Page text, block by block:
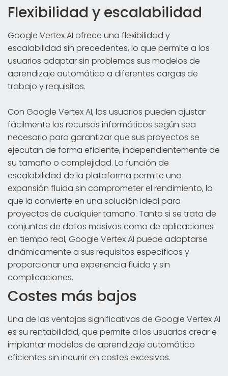
Flexibilidad y escalabilidad
Google Vertex AI ofrece una flexibilidad y
escalabilidad sin precedentes, lo que permite a los
usuarios adaptar sin problemas sus modelos de
aprendizaje automático a diferentes cargas de
trabajo y requisitos.
Con Google Vertex AI, los usuarios pueden ajustar
fácilmente los recursos informáticos según sea
necesario para garantizar que sus proyectos se
ejecutan de forma eficiente, independientemente de
su tamaño o complejidad. La función de
escalabilidad de la plataforma permite una
expansión fluida sin comprometer el rendimiento, lo
que la convierte en una solución ideal para
proyectos de cualquier tamaño. Tanto si se trata de
conjuntos de datos masivos como de aplicaciones
en tiempo real, Google Vertex AI puede adaptarse
dinámicamente a sus requisitos específicos y
proporcionar una experiencia fluida y sin
complicaciones.
Costes más bajos
Una de las ventajas significativas de Google Vertex AI
es su rentabilidad, que permite a los usuarios crear e
implantar modelos de aprendizaje automático
eficientes sin incurrir en costes excesivos.